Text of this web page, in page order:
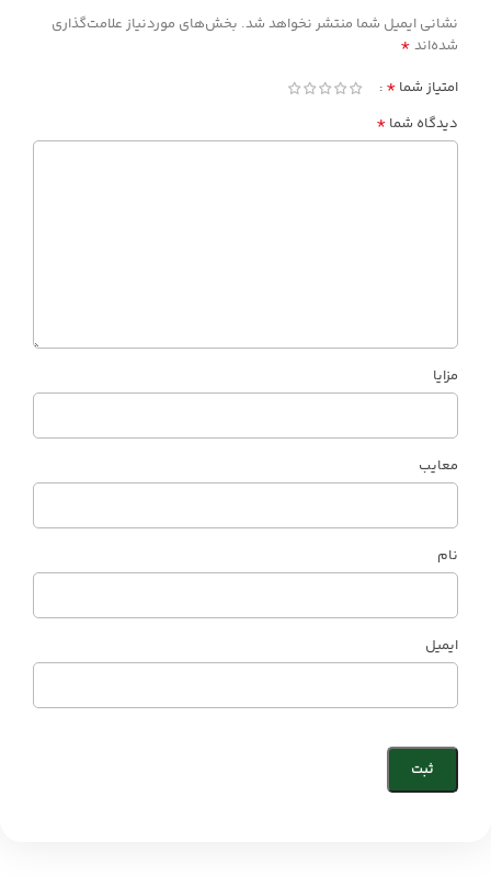
نشانی ایمیل شما منتشر نخواهد شد. بخش‌های موردنیاز علامت‌گذاری
شده‌اند *
امتیاز شما *
دیدگاه شما *
مزایا
معایب
نام
ایمیل